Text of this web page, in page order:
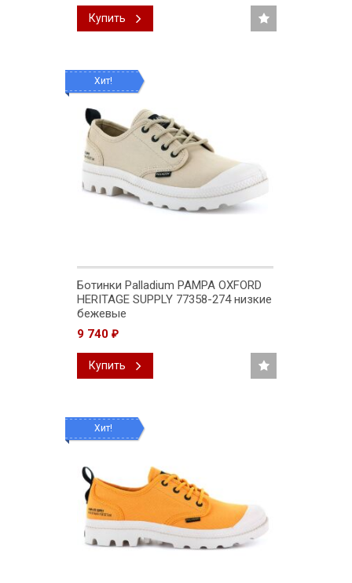
Купить
Хит!
Ботинки Palladium PAMPA OXFORD
HERITAGE SUPPLY 77358-274 низкие
бежевые
9 740 ₽
Купить
Хит!